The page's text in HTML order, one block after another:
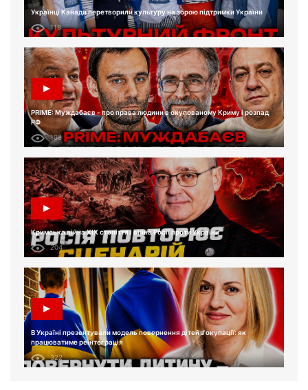
Українці Канади перетворили культуру на зброю підтримки України
118
PRIME: Муждабаєв - про права людини в окупованому Криму і розпад
РФ
198
Кримська війна XIX століття і війна Росії проти України
204
В Україні презентували модель повернення дітей з окупації: як
працюватиме реінтеграція
322